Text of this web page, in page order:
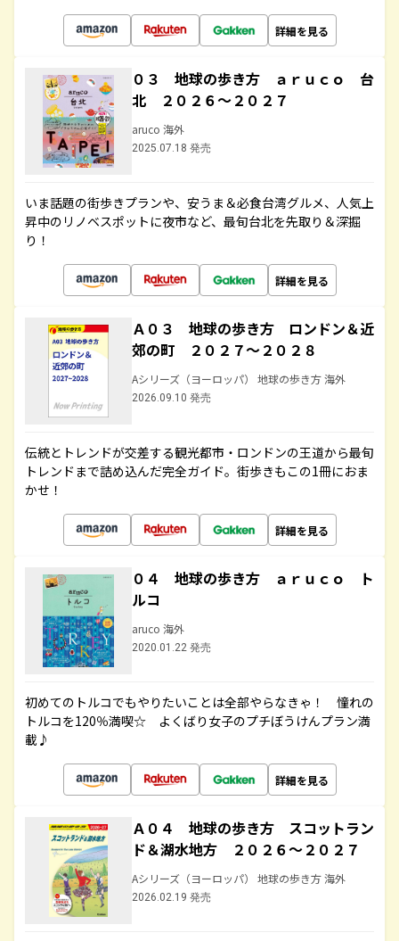
詳細を見る
０３ 地球の歩き方 ａｒｕｃｏ 台
北 ２０２６～２０２７
aruco 海外
2025.07.18 発売
いま話題の街歩きプランや、安うま＆必食台湾グルメ、人気上
昇中のリノベスポットに夜市など、最旬台北を先取り＆深掘
り！
詳細を見る
Ａ０３ 地球の歩き方 ロンドン＆近
郊の町 ２０２７～２０２８
Aシリーズ（ヨーロッパ） 地球の歩き方 海外
2026.09.10 発売
伝統とトレンドが交差する観光都市・ロンドンの王道から最旬
トレンドまで詰め込んだ完全ガイド。街歩きもこの1冊におま
かせ！
詳細を見る
０４ 地球の歩き方 ａｒｕｃｏ ト
ルコ
aruco 海外
2020.01.22 発売
初めてのトルコでもやりたいことは全部やらなきゃ！ 憧れの
トルコを120％満喫☆ よくばり女子のプチぼうけんプラン満
載♪
詳細を見る
Ａ０４ 地球の歩き方 スコットラン
ド＆湖水地方 ２０２６～２０２７
Aシリーズ（ヨーロッパ） 地球の歩き方 海外
2026.02.19 発売